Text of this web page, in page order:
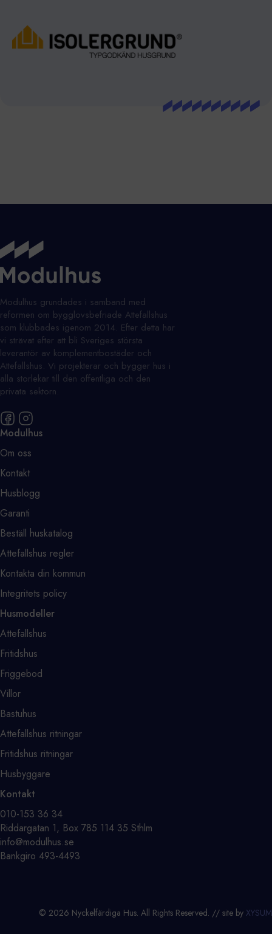
Modulhus grundades i samband med
reformen om bygglovsbefriade Attefallshus
som klubbades igenom 2014. Efter detta har
vi strävat efter att bli Sveriges största
leverantör av komplementbostäder och
Attefallshus. Vi projekterar och bygger hus i
alla storlekar till den offentliga och den
privata sektorn.
Modulhus
Om oss
Kontakt
Husblogg
Garanti
Beställ huskatalog
Attefallshus regler
Kontakta din kommun
Integritets policy
Husmodeller
Attefallshus
Fritidshus
Friggebod
Villor
Bastuhus
Attefallshus ritningar
Fritidshus ritningar
Husbyggare
Kontakt
⁨010-153 36 34⁩
Riddargatan 1, Box 785 114 35 Sthlm
info@modulhus.se
Bankgiro 493-4493
© 2026 Nyckelfärdiga Hus. All Rights Reserved. // site by XYSUM